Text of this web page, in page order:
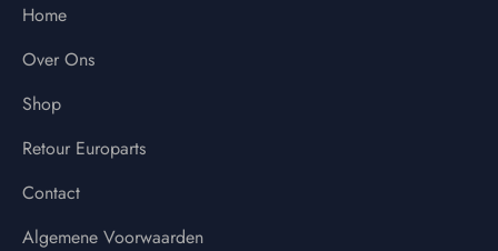
Home
Over Ons
Shop
Retour Europarts
Contact
Algemene Voorwaarden